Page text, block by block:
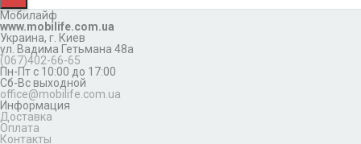
Мобилайф
www.mobilife.com.ua
Украина, г. Киев
ул. Вадима Гетьмана 48а
(067)402-66-65
Пн-Пт с 10:00 до 17:00
Сб-Вс выходной
office@mobilife.com.ua
Информация
Доставка
Оплата
Контакты